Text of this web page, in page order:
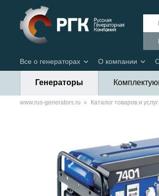
Все о генераторах О компании
Генераторы
www.rus-generators.ru Каталог товаров и услуг